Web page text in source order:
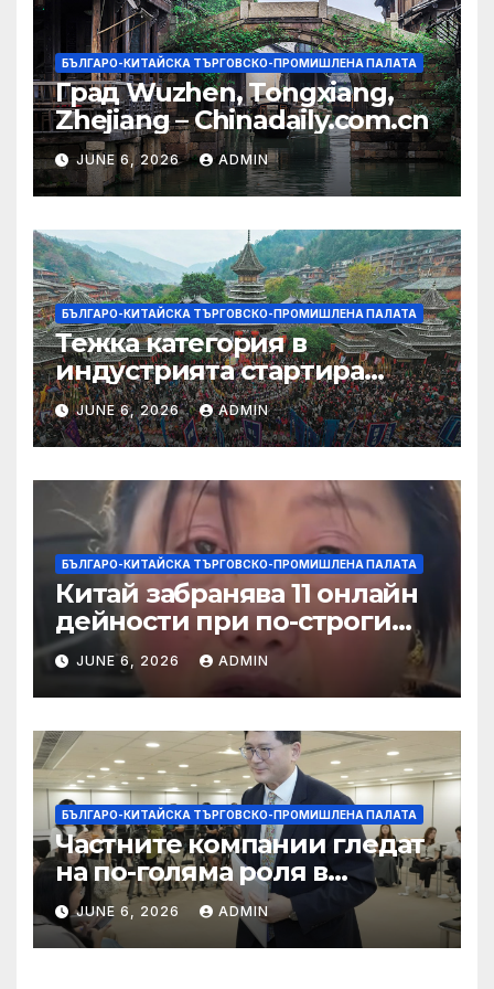
БЪЛГАРО-КИТАЙСКА ТЪРГОВСКО-ПРОМИШЛЕНА ПАЛАТА
Град Wuzhen, Tongxiang,
Zhejiang – Chinadaily.com.cn
JUNE 6, 2026 ADMIN
БЪЛГАРО-КИТАЙСКА ТЪРГОВСКО-ПРОМИШЛЕНА ПАЛАТА
Тежка категория в
индустрията стартира
алианс за космическа
слънчева енергия
JUNE 6, 2026 ADMIN
БЪЛГАРО-КИТАЙСКА ТЪРГОВСКО-ПРОМИШЛЕНА ПАЛАТА
Китай забранява 11 онлайн
дейности при по-строги
правила за ограничаване на
слуховете и
кибернасилниците
JUNE 6, 2026 ADMIN
БЪЛГАРО-КИТАЙСКА ТЪРГОВСКО-ПРОМИШЛЕНА ПАЛАТА
Частните компании гледат
на по-голяма роля в
стратегическата
енергетика
JUNE 6, 2026 ADMIN